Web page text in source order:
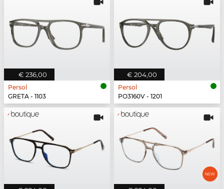
€ 236,00
Persol
GRETA - 1103
€ 204,00
Persol
PO3160V - 1201